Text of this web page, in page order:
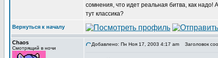
сомнения, что идет реальная битва, как надо!
тут классика?
Вернуться к началу
Chaos
Смотрящий в ночи
Добавлено: Пн Ноя 17, 2003 4:17 am Заголовок